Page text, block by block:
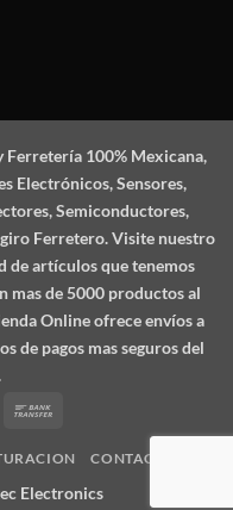
Ferretería 100% Mexicana,
Electrónicos, Sensores,
Semiconductores,
Ferretero. Visite nuestro
de artículos que tenemos
mas de 5000 productos al
Online ofrece envíos a
de pagos mas seguros del
MasterCard
CONTACTO
Electronics